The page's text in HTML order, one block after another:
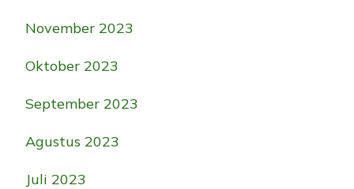
November 2023
Oktober 2023
September 2023
Agustus 2023
Juli 2023